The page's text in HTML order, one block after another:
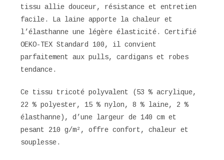
tissu allie douceur, résistance et entretien
facile. La laine apporte la chaleur et
l’élasthanne une légère élasticité. Certifié
OEKO-TEX Standard 100, il convient
parfaitement aux pulls, cardigans et robes
tendance.
Ce tissu tricoté polyvalent (53 % acrylique,
22 % polyester, 15 % nylon, 8 % laine, 2 %
élasthanne), d’une largeur de 140 cm et
pesant 210 g/m², offre confort, chaleur et
souplesse.